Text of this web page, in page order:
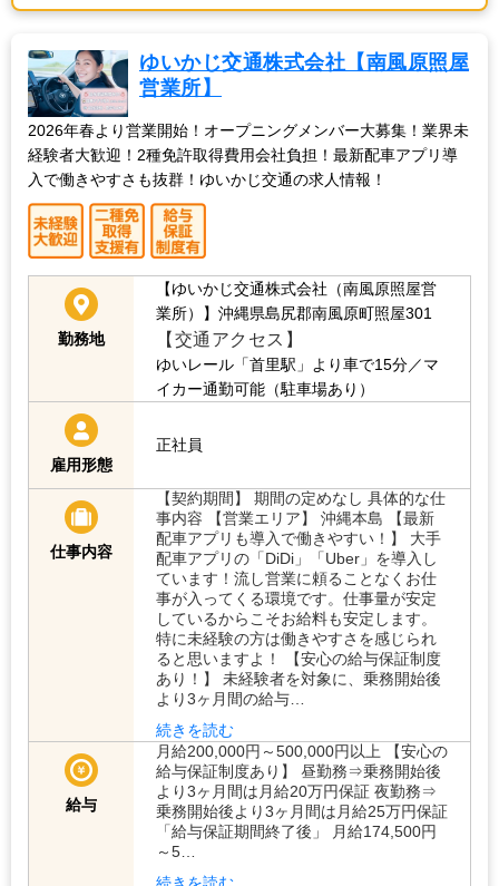
ゆいかじ交通株式会社【南風原照屋
営業所】
2026年春より営業開始！オープニングメンバー大募集！業界未
経験者大歓迎！2種免許取得費用会社負担！最新配車アプリ導
入で働きやすさも抜群！ゆいかじ交通の求人情報！
勤務地
【ゆいかじ交通株式会社（南風原照屋営
業所）】沖縄県島尻郡南風原町照屋301
【交通アクセス】
ゆいレール「首里駅」より車で15分／マ
イカー通勤可能（駐車場あり）
雇用形態
正社員
仕事内容
【契約期間】 期間の定めなし 具体的な仕
事内容 【営業エリア】 沖縄本島 【最新
配車アプリも導入で働きやすい！】 大手
配車アプリの「DiDi」「Uber」を導入し
ています！流し営業に頼ることなくお仕
事が入ってくる環境です。仕事量が安定
しているからこそお給料も安定します。
特に未経験の方は働きやすさを感じられ
ると思いますよ！ 【安心の給与保証制度
あり！】 未経験者を対象に、乗務開始後
より3ヶ月間の給与…
続きを読む
給与
月給200,000円～500,000円以上 【安心の
給与保証制度あり】 昼勤務⇒乗務開始後
より3ヶ月間は月給20万円保証 夜勤務⇒
乗務開始後より3ヶ月間は月給25万円保証
「給与保証期間終了後」 月給174,500円
～5…
続きを読む